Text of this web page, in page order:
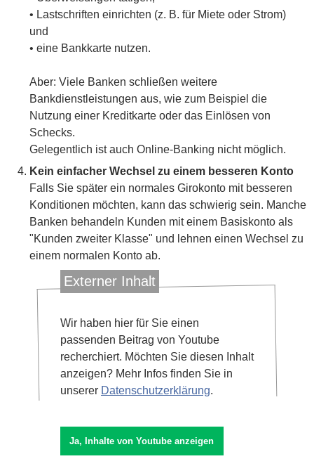
• Lastschriften einrichten (z. B. für Miete oder Strom)
und
• eine Bankkarte nutzen.
Aber: Viele Banken schließen weitere
Bankdienstleistungen aus, wie zum Beispiel die
Nutzung einer Kreditkarte oder das Einlösen von
Schecks.
Gelegentlich ist auch Online-Banking nicht möglich.
Kein einfacher Wechsel zu einem besseren Konto
Falls Sie später ein normales Girokonto mit besseren
Konditionen möchten, kann das schwierig sein. Manche
Banken behandeln Kunden mit einem Basiskonto als
"Kunden zweiter Klasse" und lehnen einen Wechsel zu
einem normalen Konto ab.
Externer Inhalt
Wir haben hier für Sie einen
passenden Beitrag von Youtube
recherchiert. Möchten Sie diesen Inhalt
anzeigen? Mehr Infos finden Sie in
unserer Datenschutzerklärung.